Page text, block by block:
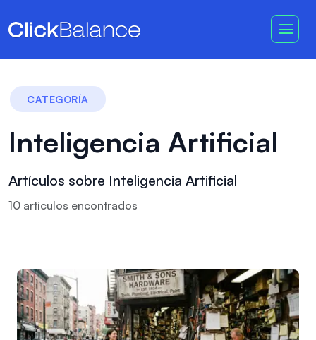
CATEGORÍA
Inteligencia Artificial
Artículos sobre Inteligencia Artificial
10 artículos encontrados